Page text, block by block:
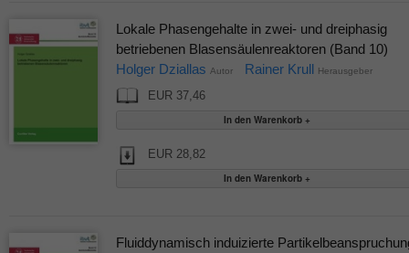
Lokale Phasengehalte in zwei- und dreiphasig
betriebenen Blasensäulenreaktoren (Band 10)
Holger Dziallas Autor Rainer Krull Herausgeber
EUR 37,46
EUR 28,82
Fluiddynamisch induizierte